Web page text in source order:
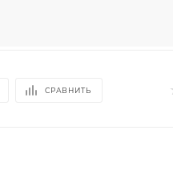
СРАВНИТЬ